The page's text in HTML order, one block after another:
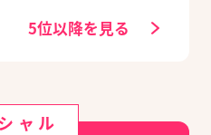
5位以降を見る
ャル